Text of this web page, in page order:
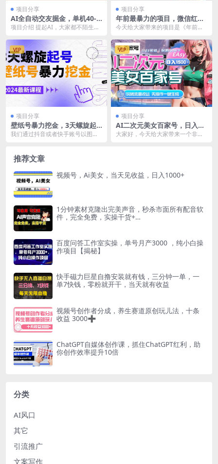
项目分享
AI全自动交友掘金，单机40-1
00，可矩阵可放大，稳定月入
项目介绍 提起AI，大家都不陌生，
经是很常见的东...
项目分享
年前最暴力的项目，微信红包
封面，免费代理，0门槛，新
今天给大家带来的项目是《年前最
代理，0门槛，新人可...
VIP
项目分享
壁纸号暴力挖金，3天螺旋起
号，小白也能月入1w+
我们通过抖音或者快手账号以图文
VIP
项目分享
AI二次元美女百家号，日入15
00 ，无操作一键生成视频，玩
大家好，今天给大家带来一个非常
推荐文章
视频号，Ai美女，当天见收益，日入1000+
1分钟素材克隆出完美声音，秒杀市面所有配音软
件，完全免费，实操干货+…
百度问答工作室实操，单号月产3000 ，纯小白操
作项目【揭秘】
快手磁力巨星自撸安装就有钱，三分钟一单，一
单7快钱，零粉就开干，当天就有收益
视频号创作者分成，养生赛道原创玩儿法，十条
收益 3000➕
ChatGPT自媒体创作课，抓住ChatGPT红利，助
你创作效率提升10倍
分类
AI风口
其它
引流推广
文案写作